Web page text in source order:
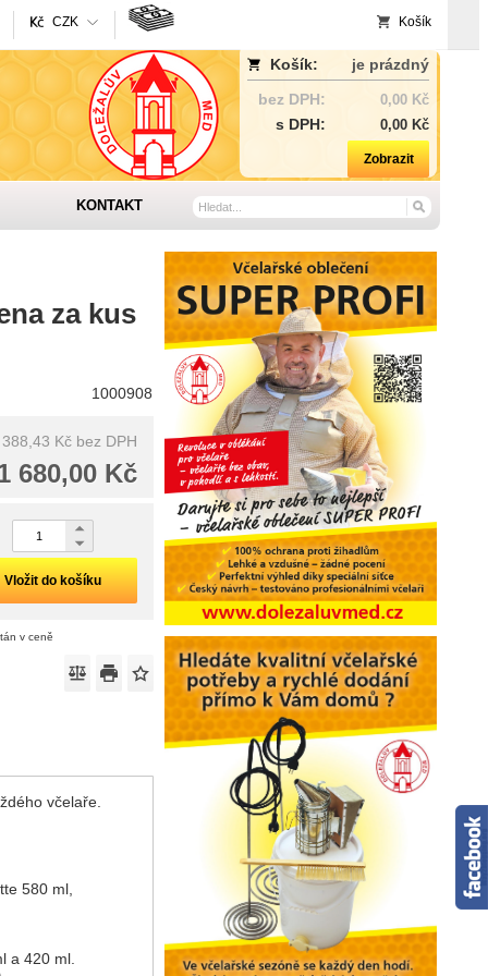
CZK Košík
Košík:
je prázdný
bez DPH:
0,00 Kč
s DPH: 0,00 Kč
Zobrazit
KONTAKT
za kus
1000908
Kč bez DPH
680,00 Kč
Vložit do košíku
v ceně
včelaře.
580 ml,
a 420 ml.